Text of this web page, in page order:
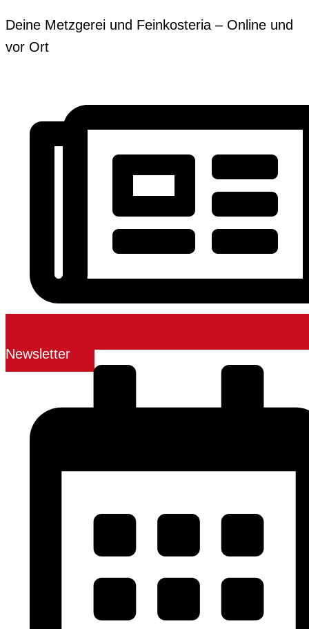
Inhalt
springen
Deine Metzgerei und Feinkosteria – Online und
vor Ort
Newsletter